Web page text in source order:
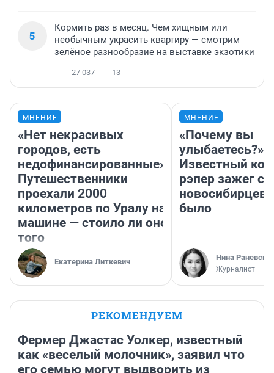
5
Кормить раз в месяц. Чем хищным или
необычным украсить квартиру — смотрим
зелёное разнообразие на выставке экзотики
27 037 13
МНЕНИЕ
«Нет некрасивых
городов, есть
недофинансированные».
Путешественники
проехали 2000
километров по Уралу на
машине — стоило ли оно
того
Екатерина Литкевич
МНЕНИЕ
«Почему вы
улыбаетесь?»
Известный
рэпер зажег с
новосибирцев:
было
Нина
Журналист
РЕКОМЕНДУЕМ
Фермер Джастас Уолкер, известный
как «веселый молочник», заявил что
его семью могут выдворить из